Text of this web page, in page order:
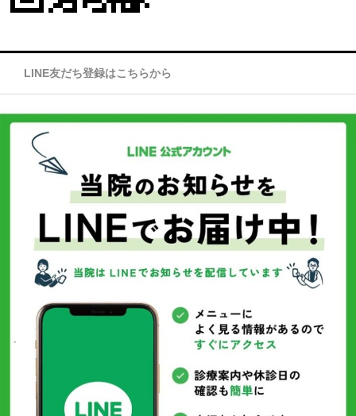
LINE友だち登録はこちらから